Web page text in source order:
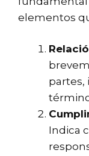
elementos
partes,
Indica